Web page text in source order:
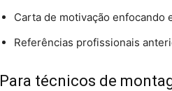
Carta de motivação enfocando
Referências profissionais
Para técnicos de